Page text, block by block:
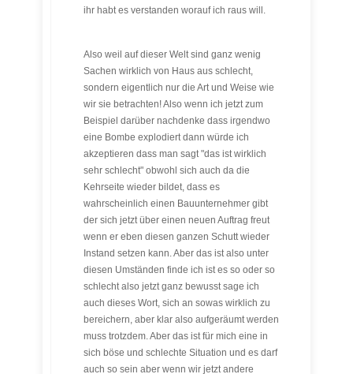
ihr habt es verstanden worauf ich raus will.
Also weil auf dieser Welt sind ganz wenig
Sachen wirklich von Haus aus schlecht,
sondern eigentlich nur die Art und Weise wie
wir sie betrachten! Also wenn ich jetzt zum
Beispiel darüber nachdenke dass irgendwo
eine Bombe explodiert dann würde ich
akzeptieren dass man sagt "das ist wirklich
sehr schlecht" obwohl sich auch da die
Kehrseite wieder bildet, dass es
wahrscheinlich einen Bauunternehmer gibt
der sich jetzt über einen neuen Auftrag freut
wenn er eben diesen ganzen Schutt wieder
Instand setzen kann. Aber das ist also unter
diesen Umständen finde ich ist es so oder so
schlecht also jetzt ganz bewusst sage ich
auch dieses Wort, sich an sowas wirklich zu
bereichern, aber klar also aufgeräumt werden
muss trotzdem. Aber das ist für mich eine in
sich böse und schlechte Situation und es darf
auch so sein aber wenn wir jetzt andere